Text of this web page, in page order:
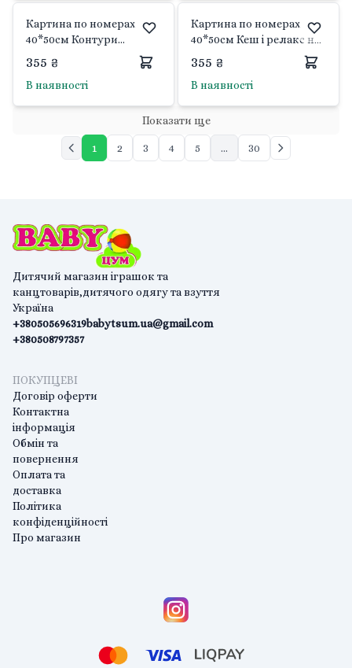
Картина по номерах
40*50см Контури
бажання на підрамнику
фарби пензлики в
термоплівці 10418-AC Art
355 ₴
В наявності
Картина по номерах
40*50см Кеш і релакс на
пензлики в термоплівці
11725-AC Art Craft
355 ₴
В наявності
Показати ще
1 2 3 4 5 ... 30
Дитячий магазин іграшок та
канцтоварів,дитячого одягу та взуття
Україна
+380505696319
+380508797357
babytsum.ua@gmail.com
ПОКУПЦЕВІ
Договір оферти
Контактна
інформація
Обмін та
повернення
Оплата та
доставка
Політика
конфіденційності
Про магазин